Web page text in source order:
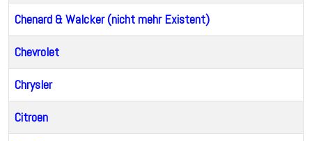
Chenard & Walcker (nicht mehr Existent)
Chevrolet
Chrysler
Citroen